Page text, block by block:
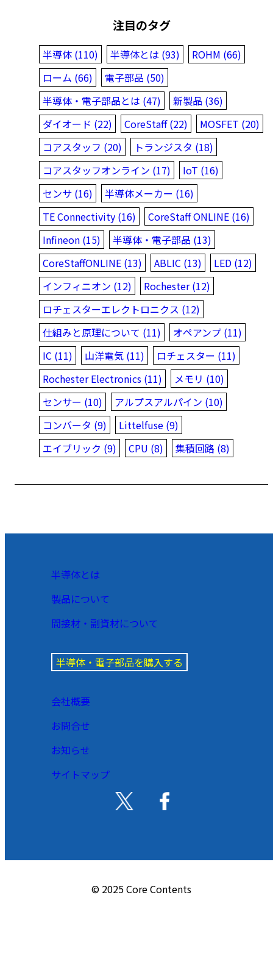
注目のタグ
半導体 (110) 半導体とは (93)
ROHM (66)
ローム (66)
電子部品 (50)
半導体・電子部品とは (47)
新製品 (36)
ダイオード (22)
CoreStaff (22)
MOSFET (20)
コアスタッフ (20)
トランジスタ (18)
コアスタッフオンライン (17)
IoT (16)
センサ (16)
半導体メーカー (16)
TE Connectivity (16)
CoreStaff ONLINE (16)
Infineon (15)
半導体・電子部品 (13)
CoreStaffONLINE (13)
ABLIC (13)
LED (12)
インフィニオン (12)
Rochester (12)
ロチェスターエレクトロニクス (12)
仕組みと原理について (11)
オペアンプ (11)
IC (11)
山洋電気 (11)
ロチェスター (11)
Rochester Electronics (11)
メモリ (10)
センサー (10)
アルプスアルパイン (10)
コンバータ (9)
Littelfuse (9)
エイブリック (9)
CPU (8) 集積回路 (8)
半導体とは
製品について
間接材・副資材について
半導体・電子部品を購入する
会社概要
お問合せ
お知らせ
サイトマップ
© 2025 Core Contents